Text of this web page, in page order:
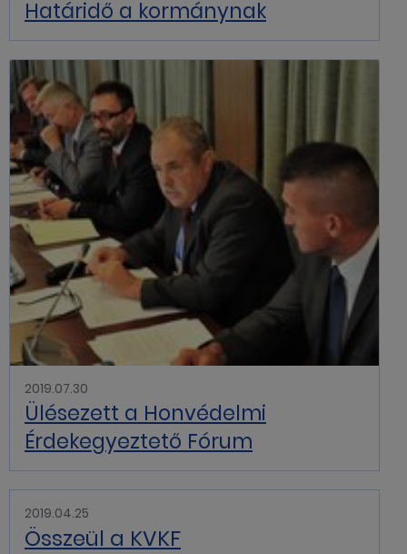
Határidő a kormánynak
2019.07.30
Ülésezett a Honvédelmi
Érdekegyeztető Fórum
2019.04.25
Összeül a KVKF